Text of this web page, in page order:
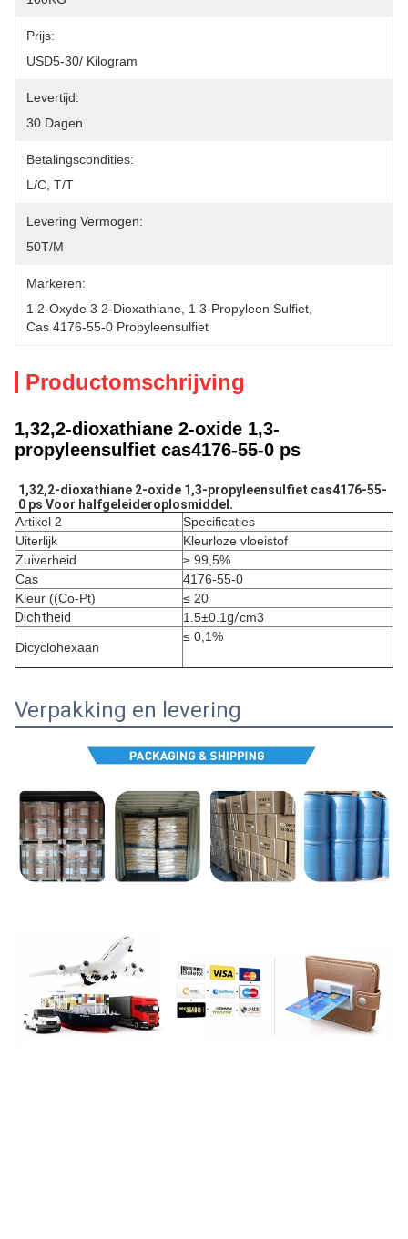
Prijs:
USD5-30/ Kilogram
Levertijd:
30 Dagen
Betalingscondities:
L/C, T/T
Levering Vermogen:
50T/M
Markeren:
1 2-Oxyde 3 2-Dioxathiane 1 3-Propyleen Sulfiet
Cas 4176-55-0 Propyleensulfiet
Productomschrijving
1,32,2-dioxathiane 2-oxide 1,3-
propyleensulfiet cas4176-55-0 ps
1,32,2-dioxathiane 2-oxide 1,3-propyleensulfiet cas4176-55-
0 ps Voor halfgeleideroplosmiddel.
Artikel 2
Specificaties
Uiterlijk
Kleurloze vloeistof
Zuiverheid
≥ 99,5%
Cas
4176-55-0
Kleur ((Co-Pt)
≤ 20
Dichtheid
1.5±0.1g/cm3
Dicyclohexaan
≤ 0,1%
Verpakking en levering